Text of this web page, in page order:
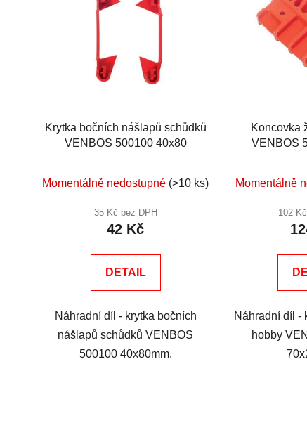
Krytka bočních nášlapů schůdků
VENBOS 500100 40x80
Momentálně nedostupné (>10 ks)
35 Kč bez DPH
42 Kč
DETAIL
Náhradní díl - krytka bočních
nášlapů schůdků VENBOS
500100 40x80mm.
Koncovka
VENBOS
Momentálně
102
Náhradní díl -
hobby